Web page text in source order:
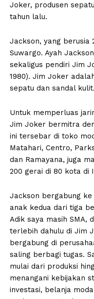
Joker, produsen
tahun lalu.
Jackson, yang berusia
Suwargo. Ayah
sekaligus pendiri Jim
1980). Jim Joker
sepatu dan sandal
Untuk memperluas
Jim Joker bermitra
ini tersebar di toko
Matahari, Centro,
dan Ramayana, juga
200 gerai di 80 kota di
Jackson bergabung ke
anak kedua dari tiga
Adik saya masih SMA,
terlebih dahulu di Jim
bergabung di
saling berbagi tugas.
mulai dari produksi
menangani kebijakan
investasi, belanja